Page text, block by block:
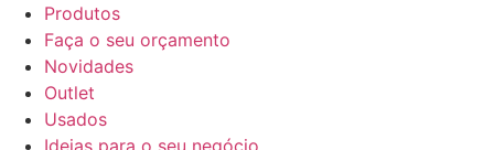
Produtos
Faça o seu orçamento
Novidades
Outlet
Usados
Ideias para o seu negócio